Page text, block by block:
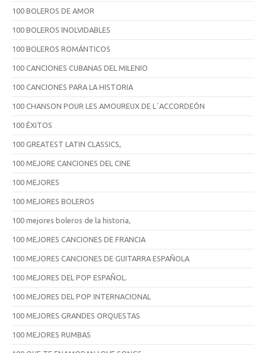
100 BOLEROS DE AMOR
100 BOLEROS INOLVIDABLES
100 BOLEROS ROMÁNTICOS
100 CANCIONES CUBANAS DEL MILENIO
100 CANCIONES PARA LA HISTORIA
100 CHANSON POUR LES AMOUREUX DE L´ACCORDEÓN
100 ÉXITOS
100 GREATEST LATIN CLASSICS,
100 MEJORE CANCIONES DEL CINE
100 MEJORES
100 MEJORES BOLEROS
100 mejores boleros de la historia,
100 MEJORES CANCIONES DE FRANCIA
100 MEJORES CANCIONES DE GUITARRA ESPAÑOLA
100 MEJORES DEL POP ESPAÑOL.
100 MEJORES DEL POP INTERNACIONAL
100 MEJORES GRANDES ORQUESTAS
100 MEJORES RUMBAS